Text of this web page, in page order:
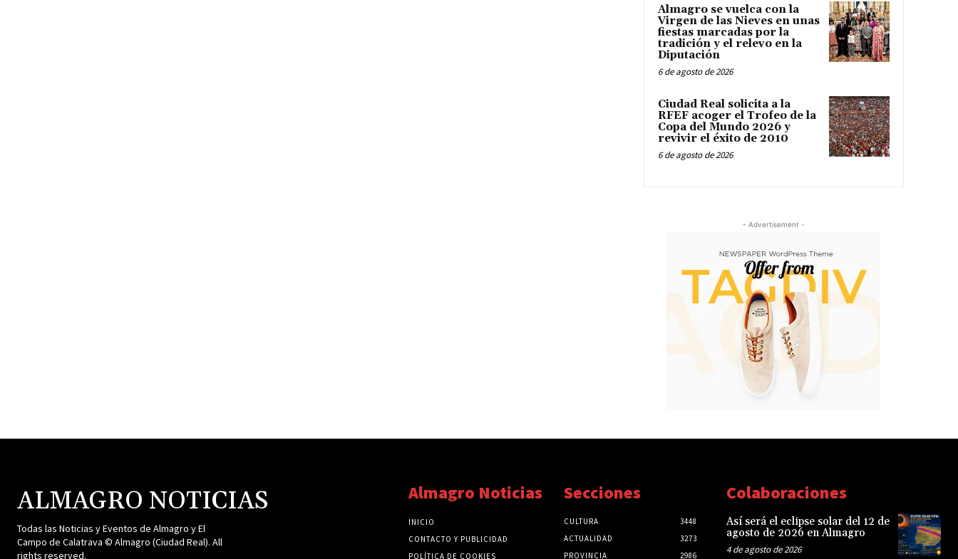
Almagro se vuelca con la
Virgen de las Nieves en unas
fiestas marcadas por la
tradición y el relevo en la
Diputación
6 de agosto de 2026
Ciudad Real solicita a la
RFEF acoger el Trofeo de la
Copa del Mundo 2026 y
revivir el éxito de 2010
6 de agosto de 2026
- Advertisement -
ALMAGRO NOTICIAS
Todas las Noticias y Eventos de Almagro y El
Campo de Calatrava © Almagro (Ciudad Real). All
rights reserved.
Almagro Noticias
INICIO
CONTACTO Y PUBLICIDAD
POLÍTICA DE COOKIES
Secciones
CULTURA
3448
ACTUALIDAD
3273
PROVINCIA
2986
Colaboraciones
Así será el eclipse solar del 12 de
agosto de 2026 en Almagro
4 de agosto de 2026